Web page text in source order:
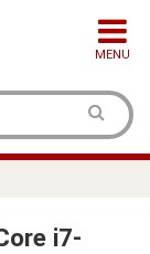
MENU
i7-